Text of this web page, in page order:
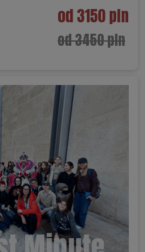
od 3150 pln
od 3450 pln